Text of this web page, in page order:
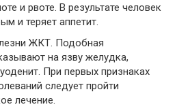
и рвоте. В результате человек
и теряет аппетит.
ЖКТ. Подобная
на язву желудка,
При первых признаках
следует пройти
лечение.